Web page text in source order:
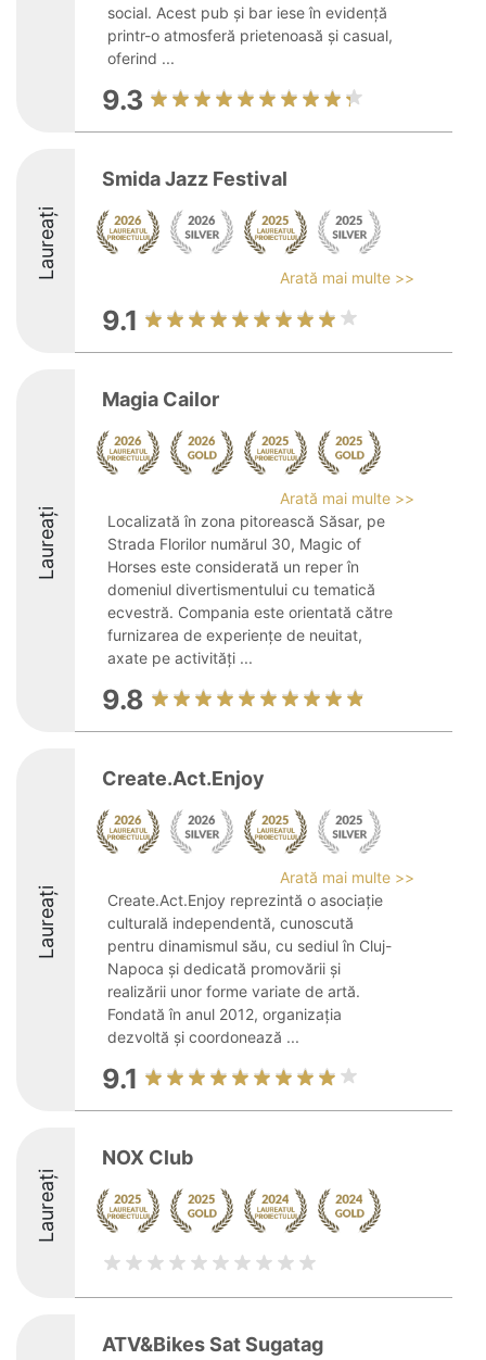
social. Acest pub și bar iese în evidență
printr-o atmosferă prietenoasă și casual,
oferind ...
9.3
Laureați
Smida Jazz Festival
Arată mai multe >>
9.1
Laureați
Magia Cailor
Arată mai multe >>
Localizată în zona pitorească Săsar, pe
Strada Florilor numărul 30, Magic of
Horses este considerată un reper în
domeniul divertismentului cu tematică
ecvestră. Compania este orientată către
furnizarea de experiențe de neuitat,
axate pe activități ...
9.8
Laureați
Create.Act.Enjoy
Arată mai multe >>
Create.Act.Enjoy reprezintă o asociație
culturală independentă, cunoscută
pentru dinamismul său, cu sediul în Cluj-
Napoca și dedicată promovării și
realizării unor forme variate de artă.
Fondată în anul 2012, organizația
dezvoltă și coordonează ...
9.1
Laureați
NOX Club
ATV&Bikes Sat Sugatag